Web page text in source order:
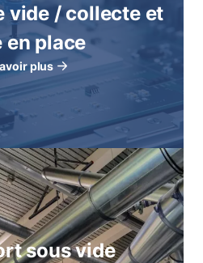
vide / collecte et
en place
plus
sous vide